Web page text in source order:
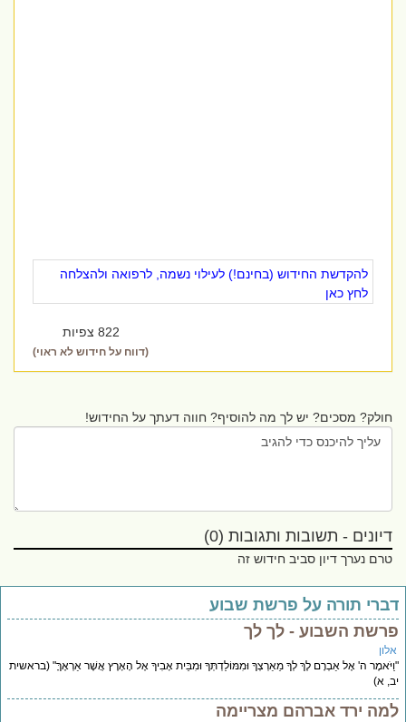
להקדשת החידוש (בחינם!) לעילוי נשמה, לרפואה ולהצלחה
לחץ כאן
822 צפיות
(דווח על חידוש לא ראוי)
חולק? מסכים? יש לך מה להוסיף? חווה דעתך על החידוש!
דיונים - תשובות ותגובות (0)
טרם נערך דיון סביב חידוש זה
תורה על פרשת שבוע
השבוע - לך לך
ה' אֶל אַבְרָם לֶךְ לְךָ מֵאַרְצְךָ וּמִמּוֹלַדְתְּךָ וּמִבֵּית אָבִיךָ אֶל הָאָרֶץ אֲשֶׁר אַרְאֶךָּ" (בראשית
א)
ירד אברהם מצריימה